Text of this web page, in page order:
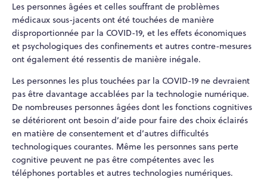
Les personnes âgées et celles souffrant de problèmes
médicaux sous-jacents ont été touchées de manière
disproportionnée par la COVID-19, et les effets économiques
et psychologiques des confinements et autres contre-mesures
ont également été ressentis de manière inégale.
Les personnes les plus touchées par la COVID-19 ne devraient
pas être davantage accablées par la technologie numérique.
De nombreuses personnes âgées dont les fonctions cognitives
se détériorent ont besoin d’aide pour faire des choix éclairés
en matière de consentement et d’autres difficultés
technologiques courantes. Même les personnes sans perte
cognitive peuvent ne pas être compétentes avec les
téléphones portables et autres technologies numériques.